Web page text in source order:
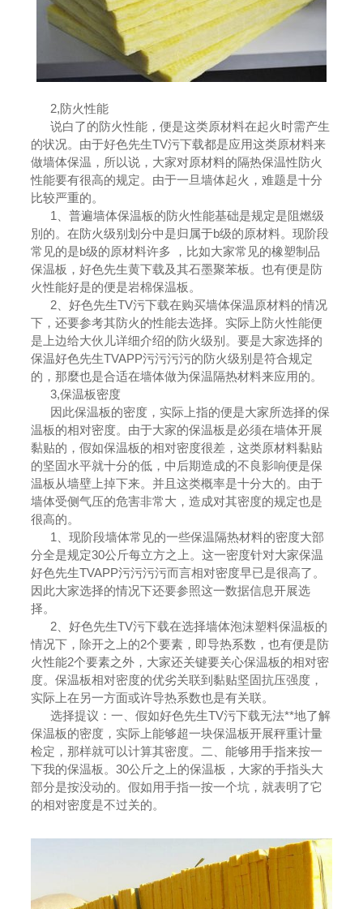
2,防火性能
说白了的防火性能，便是这类原材料在起火时需产生
的状况。由于好色先生TV污下载都是应用这类原材料来
做墙体保温，所以说，大家对原材料的隔热保温性防火
性能要有很高的规定。由于一旦墙体起火，难题是十分
比较严重的。
1、普遍墙体保温板的防火性能基础是规定是阻燃级
別的。在防火级别划分中是归属于b级的原材料。现阶段
常见的是b级的原材料许多 ，比如大家常见的橡塑制品
保温板，好色先生黄下载及其石墨聚苯板。也有便是防
火性能好是的便是岩棉保温板。
2、好色先生TV污下载在购买墙体保温原材料的情况
下，还要参考其防火的性能去选择。实际上防火性能便
是上边给大伙儿详细介绍的防火级别。要是大家选择的
保温好色先生TVAPP污污污污的防火级别是符合规定
的，那麼也是合适在墙体做为保温隔热材料来应用的。
3,保温板密度
因此保温板的密度，实际上指的便是大家所选择的保
温板的相对密度。由于大家的保温板是必须在墙体开展
黏贴的，假如保温板的相对密度很差，这类原材料黏贴
的坚固水平就十分的低，中后期造成的不良影响便是保
温板从墙壁上掉下来。并且这类概率是十分大的。由于
墙体受侧气压的危害非常大，造成对其密度的规定也是
很高的。
1、现阶段墙体常见的一些保温隔热材料的密度大部
分全是规定30公斤每立方之上。这一密度针对大家保温
好色先生TVAPP污污污污而言相对密度早已是很高了。
因此大家选择的情况下还要参照这一数据信息开展选
择。
2、好色先生TV污下载在选择墙体泡沫塑料保温板的
情况下，除开之上的2个要素，即导热系数，也有便是防
火性能2个要素之外，大家还关键要关心保温板的相对密
度。保温板相对密度的优劣关联到黏贴坚固抗压强度，
实际上在另一方面或许导热系数也是有关联。
选择提议：一、假如好色先生TV污下载无法**地了解
保温板的密度，实际上能够超一块保温板开展秤重计量
检定，那样就可以计算其密度。二、能够用手指来按一
下我的保温板。30公斤之上的保温板，大家的手指头大
部分是按没动的。假如用手指一按一个坑，就表明了它
的相对密度是不过关的。